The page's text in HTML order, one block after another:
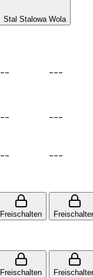
Stal Stalowa Wola
-- ---
-- ---
-- ---
Freischalten
Freischalten